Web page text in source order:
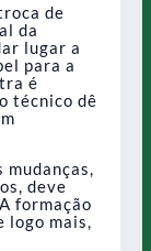
de
da
lugar a
para a
é
técnico dê
deve
formação
logo mais,